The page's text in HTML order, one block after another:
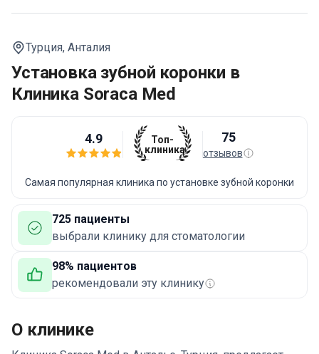
Турция, Анталия
Установка зубной коронки в
Клиника Soraca Med
4.9
Топ-
клиника
75
отзывов
Самая популярная клиника по установке зубной коронки
725 пациенты
выбрали клинику для стоматологии
98% пациентов
рекомендовали эту клинику
О клинике